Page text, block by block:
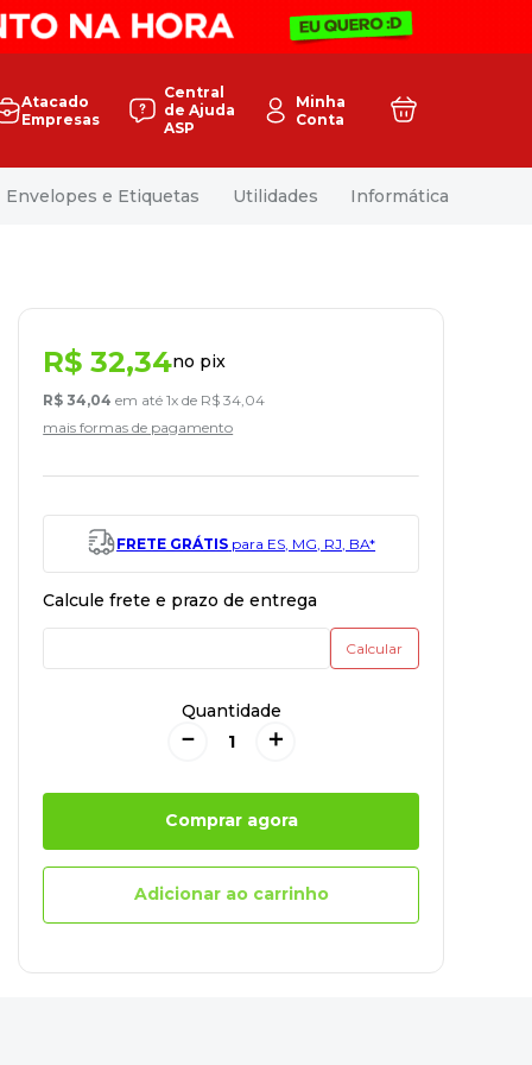
Atacado
Empresas
Central
de Ajuda
ASP
Minha
Conta
Envelopes e Etiquetas Utilidades Informática
R$ 32,34no pix
R$ 34,04 em até1x de R$ 34 04
mais formas de pagamento
FRETE GRÁTIS para ES, MG, RJ, BA*
Quantidade
＋
－
Comprar agora
Adicionar ao carrinho